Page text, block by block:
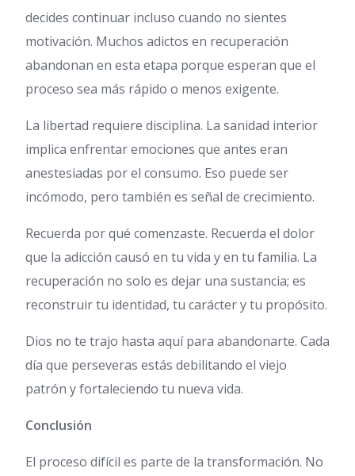
decides continuar incluso cuando no sientes
motivación. Muchos adictos en recuperación
abandonan en esta etapa porque esperan que el
proceso sea más rápido o menos exigente.
La libertad requiere disciplina. La sanidad interior
implica enfrentar emociones que antes eran
anestesiadas por el consumo. Eso puede ser
incómodo, pero también es señal de crecimiento.
Recuerda por qué comenzaste. Recuerda el dolor
que la adicción causó en tu vida y en tu familia. La
recuperación no solo es dejar una sustancia; es
reconstruir tu identidad, tu carácter y tu propósito.
Dios no te trajo hasta aquí para abandonarte. Cada
día que perseveras estás debilitando el viejo
patrón y fortaleciendo tu nueva vida.
Conclusión
El proceso difícil es parte de la transformación. No